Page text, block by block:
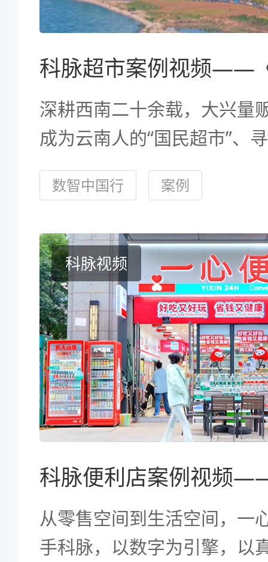
深耕西南二十余载，大兴量
成为云南人的“国民超市”、
地。携手科脉，全面推进数
型，助力多区域、多门店高
数智中国行 案例
科脉视频
科脉便利店案例视频
从零售空间到生活空间，一
手科脉，以数字为引擎，以